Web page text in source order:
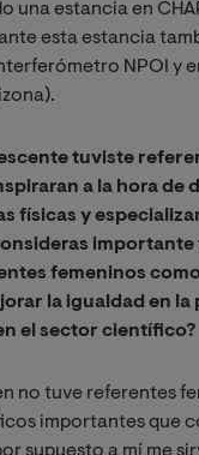
una estancia en
esta estancia
NPOI y
tuviste
a la hora de
físicas y
femeninos
la igualdad en
el sector científico?
no tuve referentes
importantes que
supuesto a mí me